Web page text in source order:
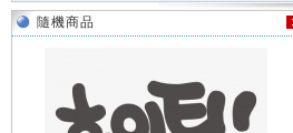
隨機商品